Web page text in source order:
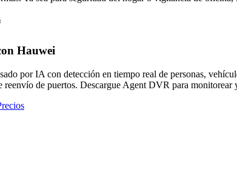
Hauwei
por IA con detección en tiempo real de personas,
de puertos. Descargue Agent DVR para monitorear